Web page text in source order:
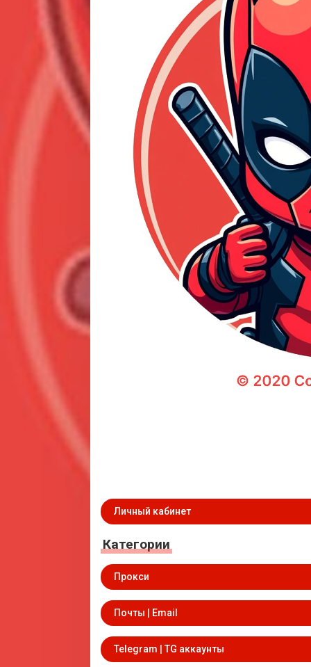
Личный кабинет
Категории
Прокси
Почты | Email
Telegram | TG аккаунты